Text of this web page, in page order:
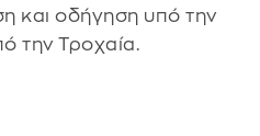
και οδήγηση υπό την
την Τροχαία.